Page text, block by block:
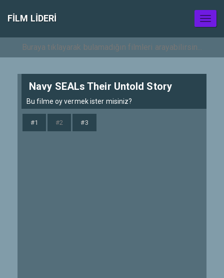
FILM LIDERI
Navy SEALs Their Untold Story
Bu filme oy vermek ister misiniz?
#1 #2 #3